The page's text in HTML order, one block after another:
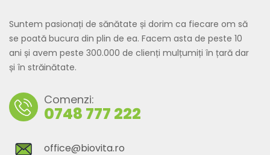
Suntem pasionați de sănătate și dorim ca fiecare om să
se poată bucura din plin de ea. Facem asta de peste 10
ani și avem peste 300.000 de clienți mulțumiți în țară dar
și în străinătate.
Comenzi:
0748 777 222
office@biovita.ro